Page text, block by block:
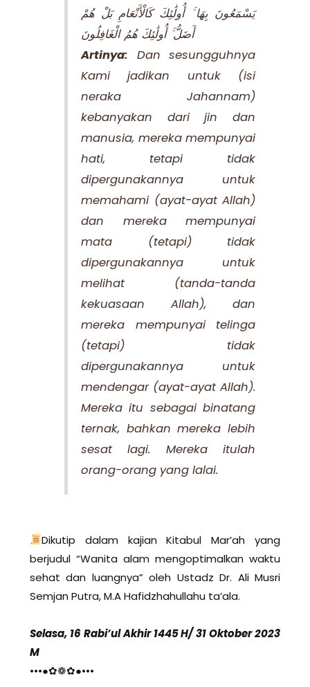
يَسْمَعُونَ بِهَا ۚ أُولَٰئِكَ كَالْأَنْعَامِ بَلْ هُمْ
أَضَلُّ ۚ أُولَٰئِكَ هُمُ الْغَافِلُونَ
Artinya: Dan sesungguhnya
Kami jadikan untuk (isi
neraka Jahannam)
kebanyakan dari jin dan
manusia, mereka mempunyai
hati, tetapi tidak
dipergunakannya untuk
memahami (ayat-ayat Allah)
dan mereka mempunyai
mata (tetapi) tidak
dipergunakannya untuk
melihat (tanda-tanda
kekuasaan Allah), dan
mereka mempunyai telinga
(tetapi) tidak
dipergunakannya untuk
mendengar (ayat-ayat Allah).
Mereka itu sebagai binatang
ternak, bahkan mereka lebih
sesat lagi. Mereka itulah
orang-orang yang lalai.
Dikutip dalam kajian Kitabul Mar’ah yang
berjudul “Wanita alam mengoptimalkan waktu
sehat dan luangnya” oleh Ustadz Dr. Ali Musri
Semjan Putra, M.A Hafidzhahullahu ta’ala.
Selasa, 16 Rabi’ul Akhir 1445 H/ 31 Oktober 2023
M
•••●✿❁✿●•••